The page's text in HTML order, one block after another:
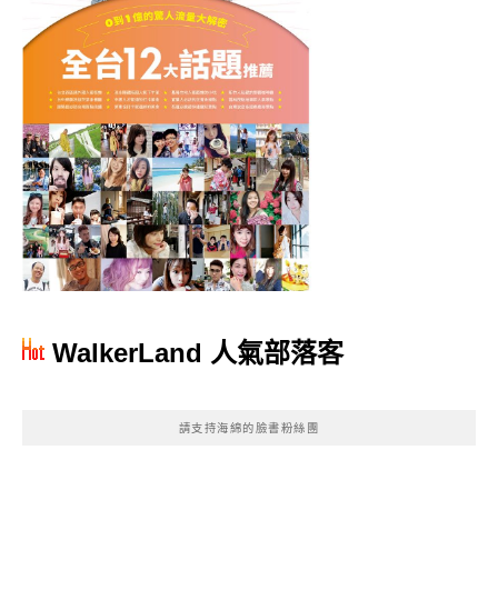
WalkerLand 人氣部落客
請支持海綿的臉書粉絲團